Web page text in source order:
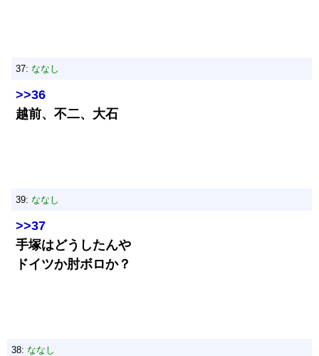
37: ななし
>>36
越前、不二、大石
39: ななし
>>37
手塚はどうしたんや
ドイツか肘ボロか？
38: ななし